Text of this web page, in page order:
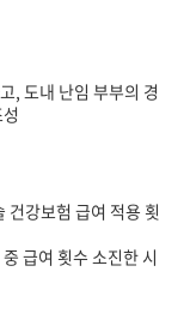
, 도내 난임 부부의 경
건강보험 급여 적용 횟
급여 횟수 소진한 시